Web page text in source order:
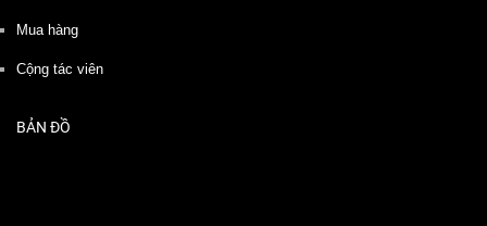
Mua hàng
Cộng tác viên
BẢN ĐỒ